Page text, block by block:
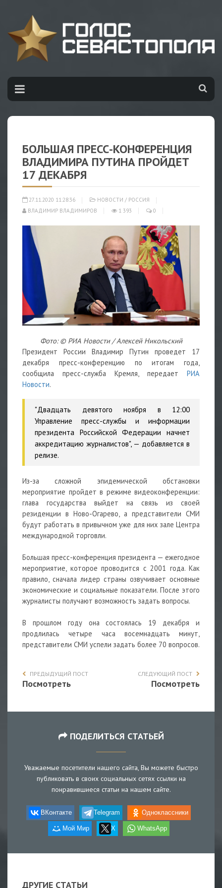
БОЛЬШАЯ ПРЕСС-КОНФЕРЕНЦИЯ
ВЛАДИМИРА ПУТИНА ПРОЙДЕТ
17 ДЕКАБРЯ
27.11.2020 11:28:36 НОВОСТИ / РОССИЯ
ВЛАДИМИР ВЛАДИМИРОВ
1 393 0
Фото: © РИА Новости / Алексей Никольский
Президент России Владимир Путин проведет 17
декабря пресс-конференцию по итогам года,
сообщила пресс-служба Кремля, передает РИА
Новости.
"Двадцать девятого ноября в 12:00
Управление пресс-службы и информации
президента Российской Федерации начнет
аккредитацию журналистов", — добавляется в
релизе.
Из-за сложной эпидемической обстановки
мероприятие пройдет в режиме видеоконференции:
глава государства выйдет на связь из своей
резиденции в Ново-Огарево, а представители СМИ
будут работать в привычном уже для них зале Центра
международной торговли.
Большая пресс-конференция президента — ежегодное
мероприятие, которое проводится с 2001 года. Как
правило, сначала лидер страны озвучивает основные
экономические и социальные показатели. После этого
журналисты получают возможность задать вопросы.
В прошлом году она состоялась 19 декабря и
продлилась четыре часа восемнадцать минут,
представители СМИ успели задать более 70 вопросов.
ПРЕДЫДУЩИЙ ПОСТ
Посмотреть
СЛЕДУЮЩИЙ ПОСТ
Посмотреть
ПОДЕЛИТЬСЯ СТАТЬЕЙ
Уважаемые посетители нашего сайта, Вы можете быстро
публиковать в своих социальных сетях ссылки на
понравившиеся статьи на нашем сайте.
ВКонтакте Telegram Одноклассники
Мой Мир X WhatsApp
ДРУГИЕ СТАТЬИ